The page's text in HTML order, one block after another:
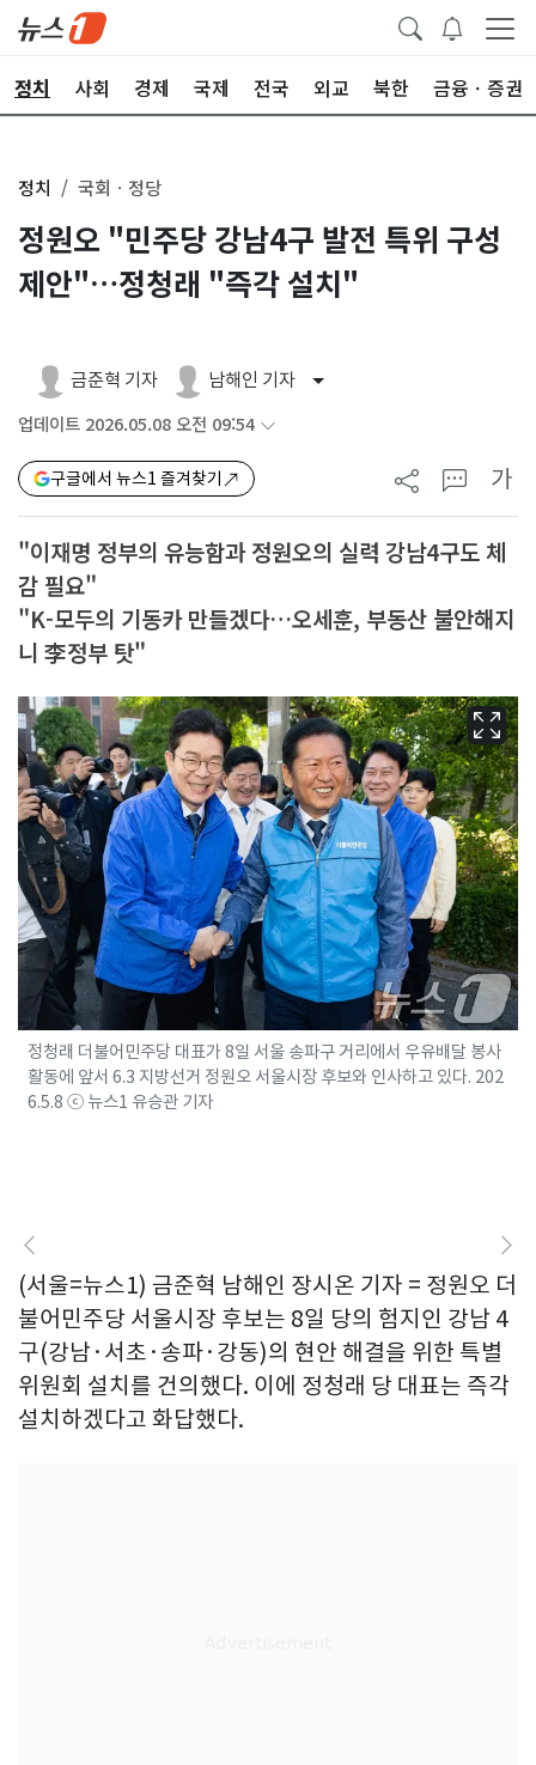
정치 사회 경제 국제 전국 외교 북한 금융ㆍ증권
정치 국회ㆍ정당
정원오 "민주당 강남4구 발전 특위 구성
제안"…정청래 "즉각 설치"
금준혁 기자 남해인 기자
업데이트 2026.05.08 오전 09:54
구글에서 뉴스1 즐겨찾기 가
"이재명 정부의 유능함과 정원오의 실력 강남4구도 체
감 필요"
"K-모두의 기동카 만들겠다…오세훈, 부동산 불안해지
니 李정부 탓"
정청래 더불어민주당 대표가 8일 서울 송파구 거리에서 우유배달 봉사
활동에 앞서 6.3 지방선거 정원오 서울시장 후보와 인사하고 있다. 202
6.5.8 ⓒ 뉴스1 유승관 기자
(서울=뉴스1) 금준혁 남해인 장시온 기자 = 정원오 더
불어민주당 서울시장 후보는 8일 당의 험지인 강남 4
구(강남·서초·송파·강동)의 현안 해결을 위한 특별
위원회 설치를 건의했다. 이에 정청래 당 대표는 즉각
설치하겠다고 화답했다.